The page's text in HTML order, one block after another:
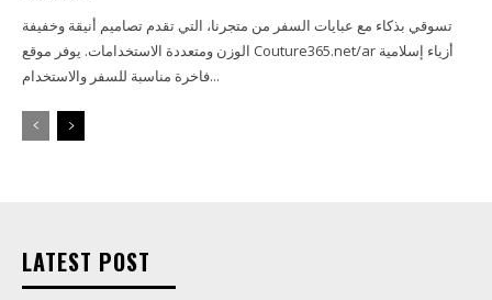
تسوقي بذكاء مع عبايات السفر من متجرنا، التي تقدم تصاميم أنيقة وخفيفة
الوزن ومتعددة الاستخدامات. يوفر موقع Couture365.net/ar أزياء إسلامية
فاخرة مناسبة للسفر والاستخدام...
LATEST POST